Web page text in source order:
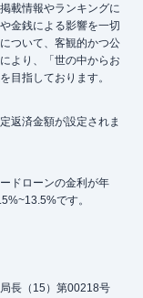
載情報やランキングに
金銭による影響を一切
ついて、客観的かつ公
より、「世の中からお
目指しております。
返済金額が設定されま
ドローンの金利が年
です。
長（15）第00218号